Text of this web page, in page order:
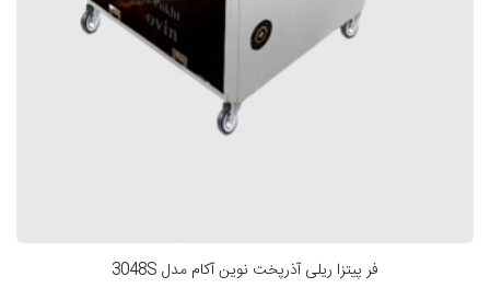
فر پیتزا ریلی آذرپخت نوین آکام مدل 3048S